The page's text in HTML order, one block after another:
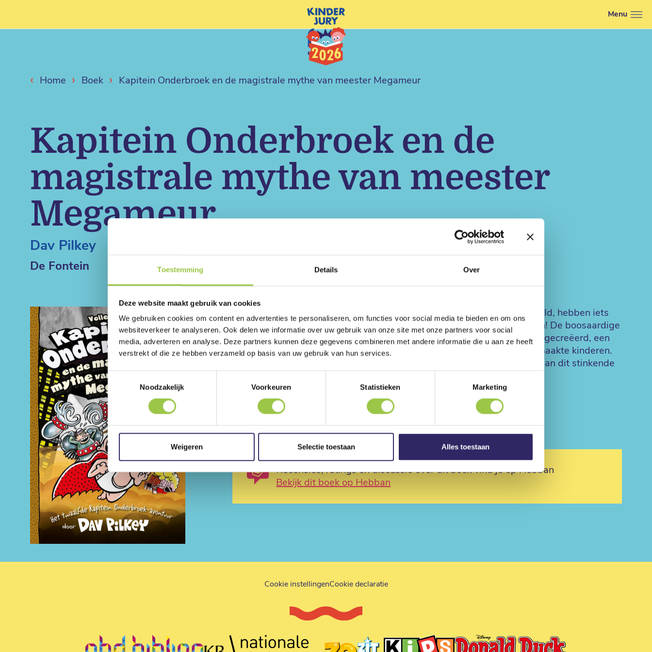
Toestemming Details Over
Deze website maakt gebruik van cookies
We gebruiken cookies om content en advertenties te personaliseren, om functies voor social media te bieden en om ons
websiteverkeer te analyseren. Ook delen we informatie over uw gebruik van onze site met onze partners voor social
media, adverteren en analyse. Deze partners kunnen deze gegevens combineren met andere informatie die u aan ze heeft
verstrekt of die ze hebben verzameld op basis van uw gebruik van hun services.
Toestemmingsselectie
Noodzakelijk
Voorkeuren Statistieken Marketing
Weigeren Selectie toestaan Alles toestaan
Menu
‹ Home › Boek › Kapitein Onderbroek en de magistrale mythe van meester Megameur
Kapitein Onderbroek en de
magistrale mythe van meester
Megameur
Dav Pilkey
De Fontein
Sjors en Harold, en hun dubbelgangers, Gisteren Sjors en Gisteren Harold, hebben iets
verrots ontdekt, en het stinkt meer dan een stapel bedorven gymsokken! De boosaardige
gymleraar van de jongens, meneer Meaner, heeft de Rid-O-Kid 2000™ gecreëerd, een
stinkende spray die hun medestudenten verandert in gehoorzame, volmaakte kinderen.
Kunnen Sjors en Harold hun neuzen dichtstoppen en een einde maken aan dit stinkende
Vertaald door Mariella Manfre
Recensies, ratings en discussie over dit boek vind je op Hebban
Bekijk dit boek op Hebban
Cookie instellingenCookie declaratie